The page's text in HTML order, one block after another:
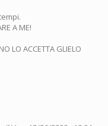
A ME!
LO ACCETTA GLIELO